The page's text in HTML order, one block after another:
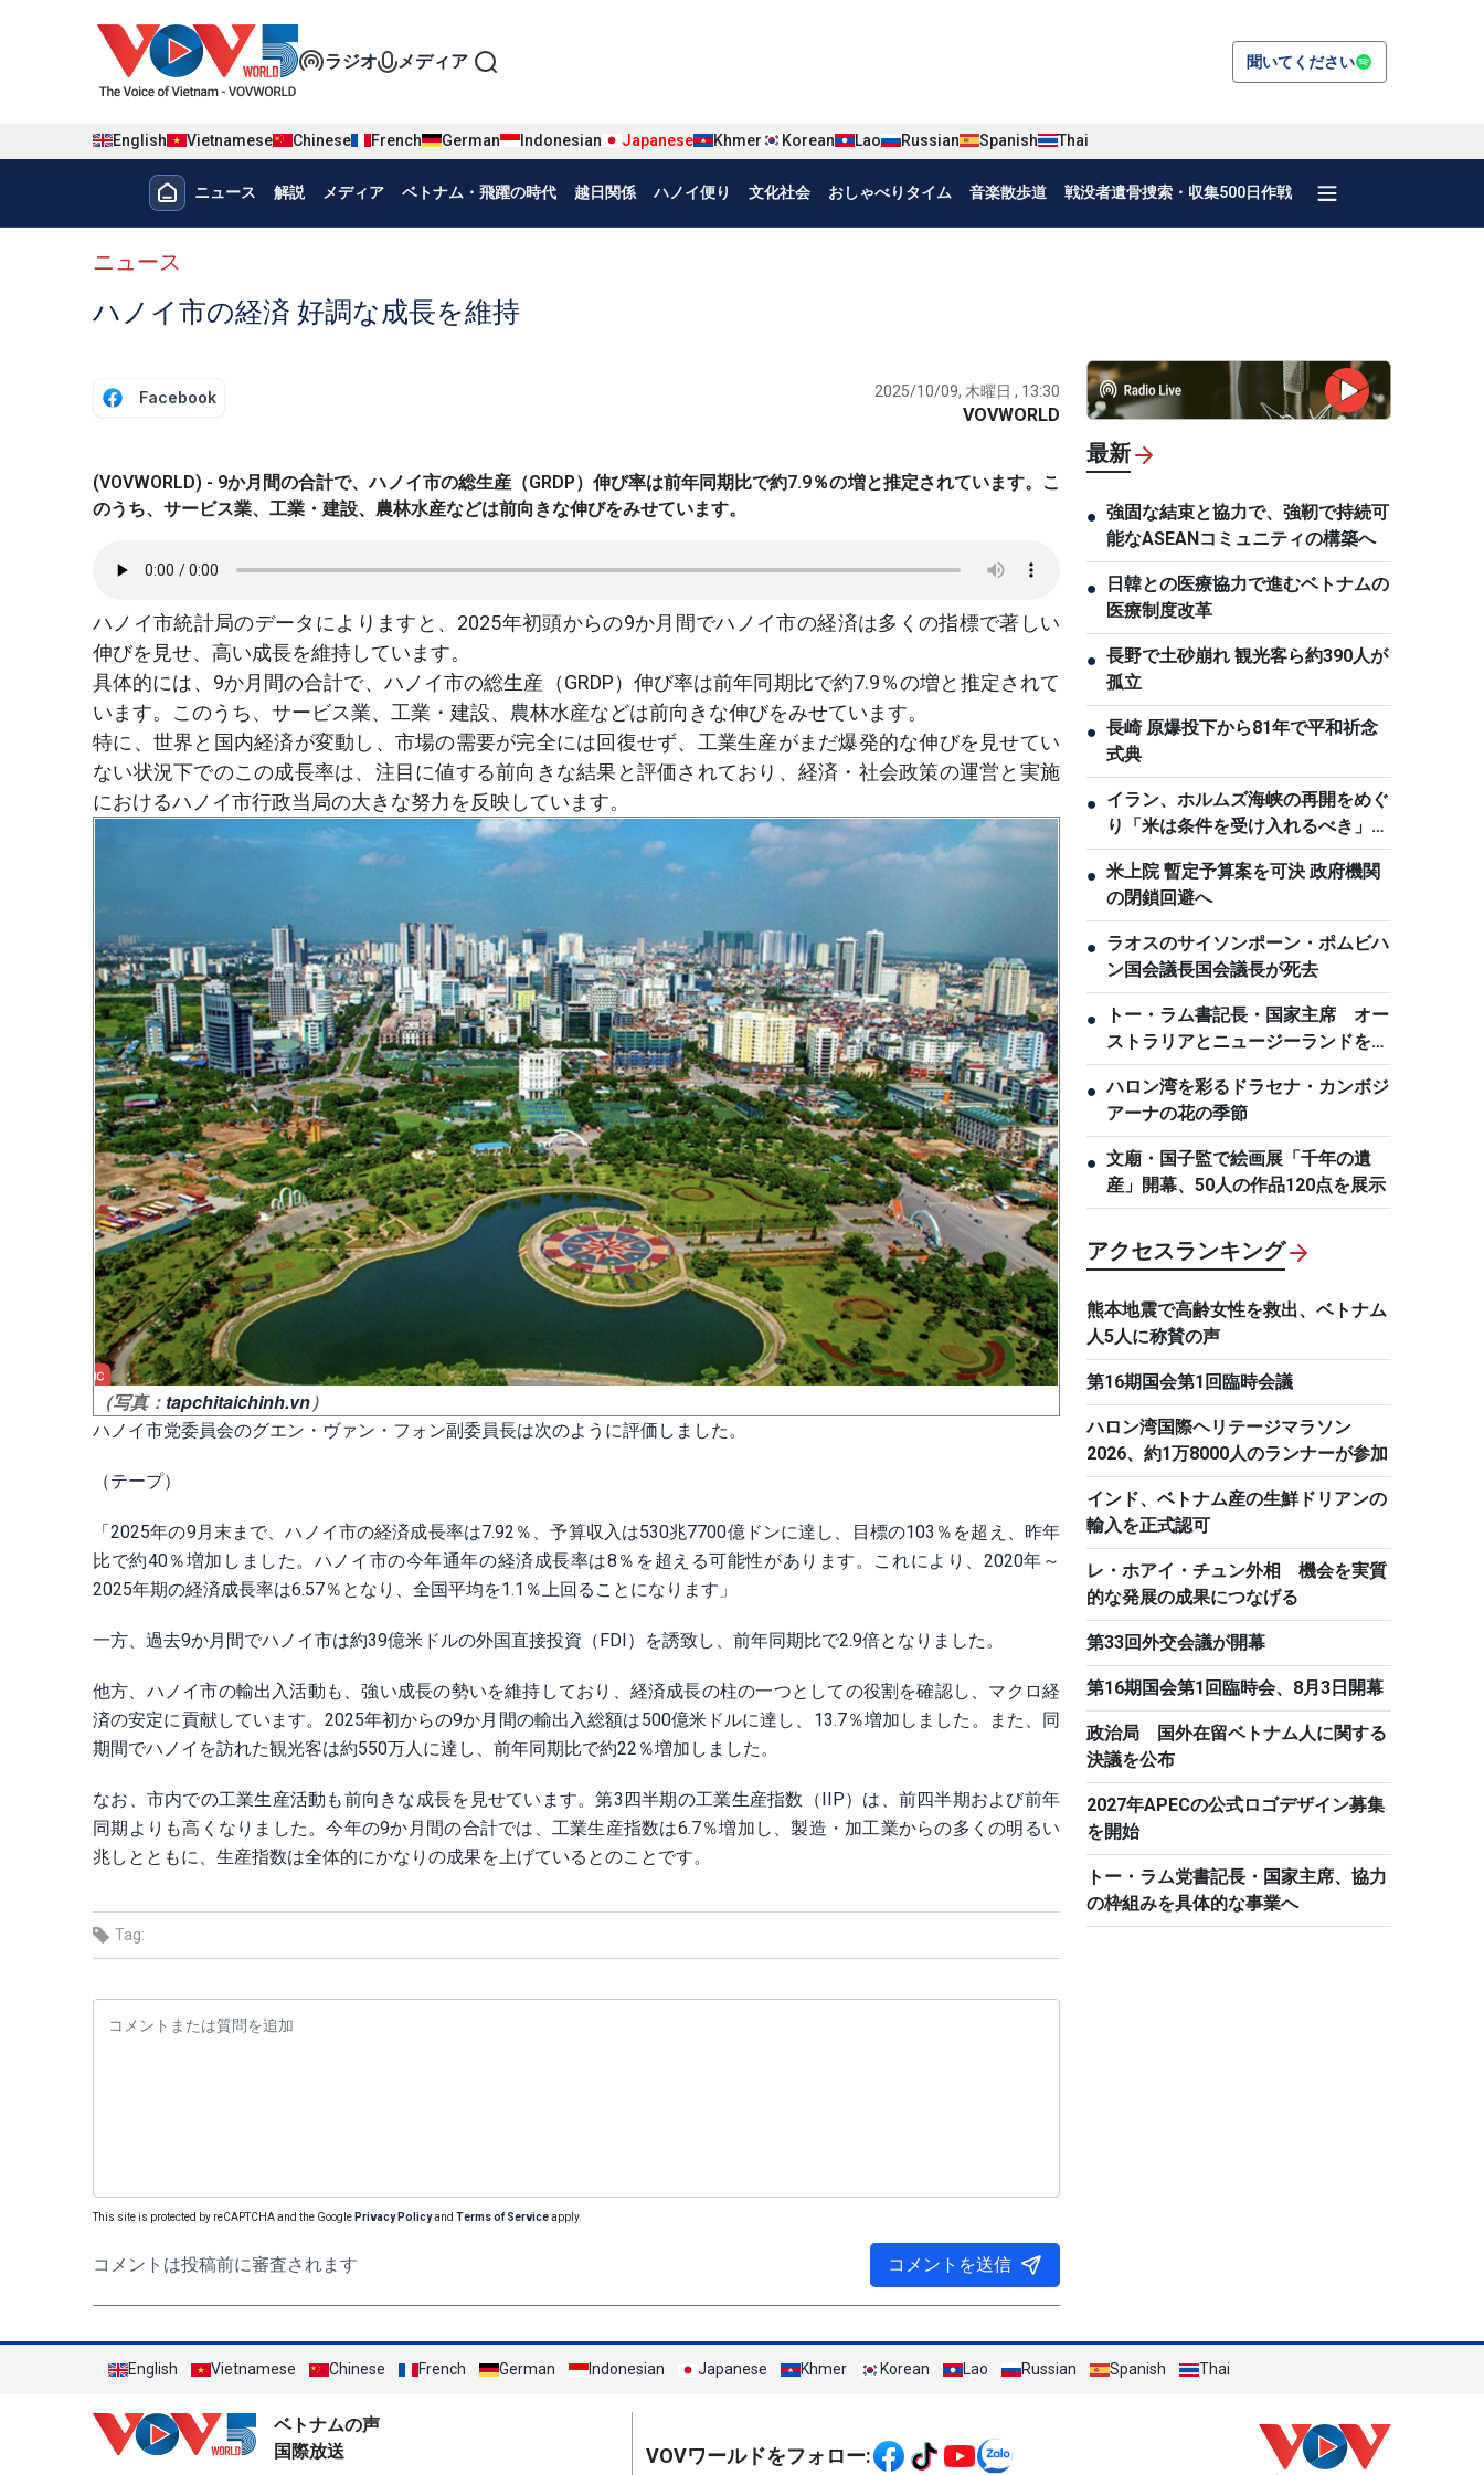
Đa phương tiện tiếng Nhật
ラジオ メディア 聞いてください
English Vietnamese Chinese French German Indonesian Japanese Khmer Korean Lao Russian Spanish Thai
Menu trang chủ tiếng nhật
ニュース 解説 メディア ベトナム・飛躍の時代 越日関係 ハノイ便り 文化社会 おしゃべりタイム 音楽散歩道 戦没者遺骨捜索・収集500日作戦
menu phụ tiếng Nhật
ニュース
ハノイ市の経済 好調な成長を維持
Facebook 2025/10/09, 木曜日 , 13:30
VOVWORLD
(VOVWORLD) - 9か月間の合計で、ハノイ市の総生産（GRDP）伸び率は前年同期比で約7.9％の増と推定されています。こ
のうち、サービス業、工業・建設、農林水産などは前向きな伸びをみせています。
ハノイ市統計局のデータによりますと、2025年初頭からの9か月間でハノイ市の経済は多くの指標で著しい
伸びを見せ、高い成長を維持しています。
具体的には、9か月間の合計で、ハノイ市の総生産（GRDP）伸び率は前年同期比で約7.9％の増と推定されて
います。このうち、サービス業、工業・建設、農林水産などは前向きな伸びをみせています。
特に、世界と国内経済が変動し、市場の需要が完全には回復せず、工業生産がまだ爆発的な伸びを見せてい
ない状況下でのこの成長率は、注目に値する前向きな結果と評価されており、経済・社会政策の運営と実施
におけるハノイ市行政当局の大きな努力を反映しています。
（写真： tapchitaichinh.vn）
ハノイ市党委員会のグエン・ヴァン・フォン副委員長は次のように評価しました。
（テープ）
「2025年の9月末まで、ハノイ市の経済成長率は7.92％、予算収入は530兆7700億ドンに達し、目標の103％を超え、昨年
比で約40％増加しました。ハノイ市の今年通年の経済成長率は8％を超える可能性があります。これにより、2020年～
2025年期の経済成長率は6.57％となり、全国平均を1.1％上回ることになります」
一方、過去9か月間でハノイ市は約39億米ドルの外国直接投資（FDI）を誘致し、前年同期比で2.9倍となりました。
他方、ハノイ市の輸出入活動も、強い成長の勢いを維持しており、経済成長の柱の一つとしての役割を確認し、マクロ経
済の安定に貢献しています。2025年初からの9か月間の輸出入総額は500億米ドルに達し、13.7％増加しました。また、同
期間でハノイを訪れた観光客は約550万人に達し、前年同期比で約22％増加しました。
なお、市内での工業生産活動も前向きな成長を見せています。第3四半期の工業生産指数（IIP）は、前四半期および前年
同期よりも高くなりました。今年の9か月間の合計では、工業生産指数は6.7％増加し、製造・加工業からの多くの明るい
兆しとともに、生産指数は全体的にかなりの成果を上げているとのことです。
Tag:
This site is protected by reCAPTCHA and the Google Privacy Policyand Terms of Serviceapply.
コメントは投稿前に審査されます コメントを送信
最新
● 強固な結束と協力で、強靭で持続可
能なASEANコミュニティの構築へ
●
日韓との医療協力で進むベトナムの
医療制度改革
● 長野で土砂崩れ 観光客ら約390人が
孤立
● 長崎 原爆投下から81年で平和祈念
式典
● イラン、ホルムズ海峡の再開をめぐ
り「米は条件を受け入れるべき」と
主張
● 米上院 暫定予算案を可決 政府機関
の閉鎖回避へ
● ラオスのサイソンポーン・ポムビハ
ン国会議長国会議長が死去
●
トー・ラム書記長・国家主席 オー
ストラリアとニュージーランドを国
賓訪問
● ハロン湾を彩るドラセナ・カンボジ
アーナの花の季節
● 文廟・国子監で絵画展「千年の遺
産」開幕、50人の作品120点を展示
アクセスランキング
熊本地震で高齢女性を救出、ベトナム
人5人に称賛の声
第16期国会第1回臨時会議
ハロン湾国際ヘリテージマラソン
2026、約1万8000人のランナーが参加
インド、ベトナム産の生鮮ドリアンの
輸入を正式認可
レ・ホアイ・チュン外相 機会を実質
的な発展の成果につなげる
第33回外交会議が開幕
第16期国会第1回臨時会、8月3日開幕
政治局 国外在留ベトナム人に関する
決議を公布
2027年APECの公式ロゴデザイン募集
を開始
トー・ラム党書記長・国家主席、協力
の枠組みを具体的な事業へ
English Vietnamese Chinese French German Indonesian Japanese Khmer Korean Lao Russian Spanish Thai
ベトナムの声
国際放送
VOVワールドをフォロー: